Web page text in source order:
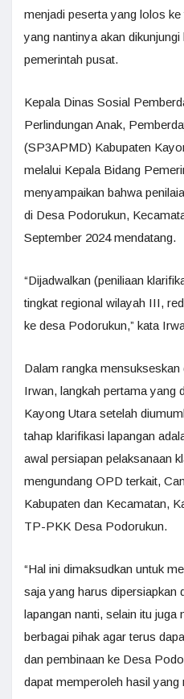
menjadi peserta yang lolos
yang nantinya akan
pemerintah pusat.
Kepala Dinas Sosial
Perlindungan Anak,
(SP3APMD) Kabupaten
melalui Kepala Bidang
menyampaikan bahwa
di Desa Podorukun,
September 2024 mendatang.
“Dijadwalkan (peniliaan
tingkat regional wilayah III,
ke desa Podorukun,” kata
Dalam rangka mensukseskan
Irwan, langkah pertama yang
Kayong Utara setelah
tahap klarifikasi lapangan
awal persiapan pelaksanaan
mengundang OPD terkait,
Kabupaten dan Kecamatan,
TP-PKK Desa Podorukun.
“Hal ini dimaksudkan untuk
saja yang harus dipersiapkan
lapangan nanti, selain itu juga
berbagai pihak agar terus
dan pembinaan ke Desa
dapat memperoleh hasil